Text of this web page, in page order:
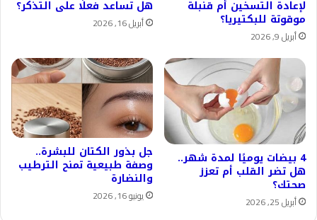
لإعادة التسخين أم قنبلة
موقوتة للبكتيريا؟
أبريل 9, 2026
هل تساعد فعلًا على التذكر؟
أبريل 16, 2026
4 بيضات يوميًا لمدة شهر..
هل تضر القلب أم تعزز
صحتك؟
أبريل 25, 2026
جل بذور الكتان للبشرة..
وصفة طبيعية تمنح الترطيب
والنضارة
يونيو 16, 2026